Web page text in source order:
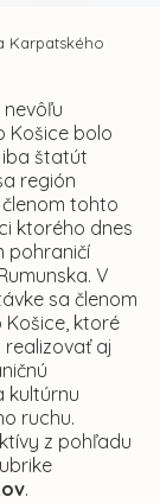
Karpatského
Košice bolo
iba štatút
región
tohto
ktorého dnes
pohraničí
V
sa členom
ktoré
aj
kultúrnu
ruchu.
z pohľadu
.